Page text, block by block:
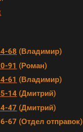
68 (Владимир)
91 (Роман)
61 (Владимир)
14 (Дмитрий)
47 (Дмитрий)
67 (Отдел отправок)